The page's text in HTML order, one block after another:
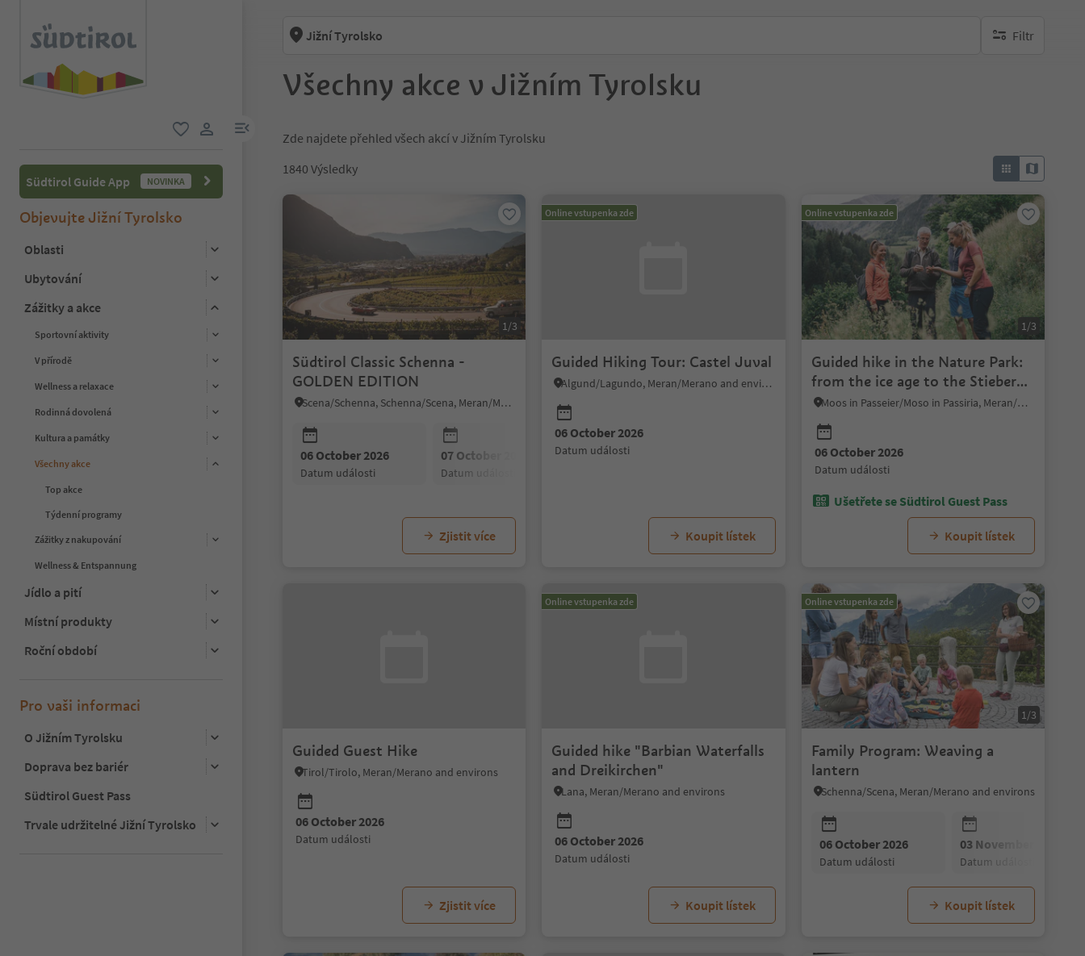
uživatelský odkaz
odkaz na menu
Südtirol Guide App NOVINKA
Objevujte Jižní Tyrolsko
Oblasti
Ubytování
Zážitky a akce
Sportovní aktivity
V přírodě
Wellness a relaxace
Rodinná dovolená
Kultura a památky
Všechny akce
Top akce
Týdenní programy
Zážitky z nakupování
Wellness & Entspannung
Jídlo a pití
Místní produkty
Roční období
Pro vaši informaci
O Jižním Tyrolsku
Doprava bez bariér
Südtirol Guest Pass
Trvale udržitelné Jižní Tyrolsko
Jižní Tyrolsko Filtr
brak aktywnych
Všechny akce v Jižním Tyrolsku
Zde najdete přehled všech akcí v Jižním Tyrolsku
1840 Výsledky
1/3
Südtirol Classic Schenna -
GOLDEN EDITION
Scena/Schenna, Schenna/Scena, Meran/Merano and environs
06 October 2026
datum události
07 October 2026
datum události
08 October 2026 10 October 2026
datum události
Zjistit více
Online vstupenka zde
Guided Hiking Tour: Castel Juval
Algund/Lagundo, Meran/Merano and environs
06 October 2026
datum události
Koupit lístek
Online vstupenka zde
1/3
Guided hike in the Nature Park:
from the ice age to the Stieber
Waterfall
Moos in Passeier/Moso in Passiria, Meran/Merano and environs
06 October 2026
datum události
Ušetřete se Südtirol Guest Pass
Koupit lístek
Guided Guest Hike
Tirol/Tirolo, Meran/Merano and environs
06 October 2026
datum události
Zjistit více
Online vstupenka zde
Guided hike "Barbian Waterfalls
and Dreikirchen"
Lana, Meran/Merano and environs
06 October 2026
datum události
Koupit lístek
Online vstupenka zde
1/3
Family Program: Weaving a
lantern
Schenna/Scena, Meran/Merano and environs
06 October 2026
datum události
03 November 2026
datum události
Koupit lístek